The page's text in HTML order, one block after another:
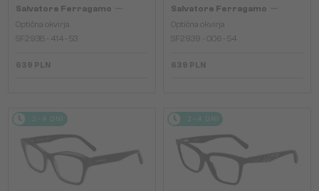
Salvatore Ferragamo
Optična okvirja
SF2938 - 414 - 53
639 PLN
Salvatore Ferragamo
Optična okvirja
SF2939 - 006 - 54
639 PLN
2-4 DNI 2-4 DNI